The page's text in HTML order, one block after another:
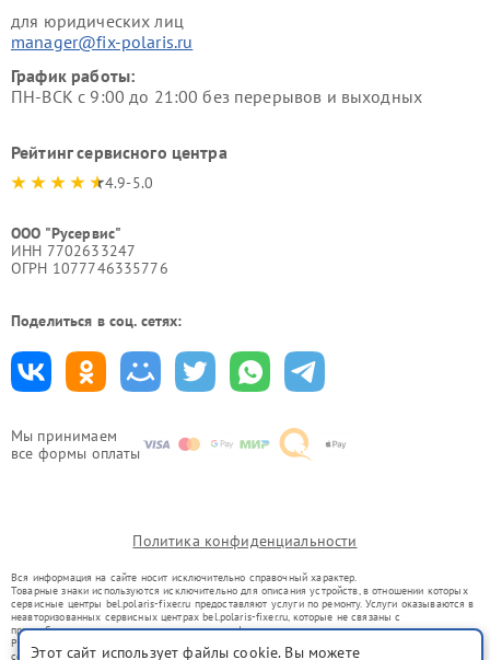
Мы принимаем
все формы оплаты
для юридических лиц
manager@fix-polaris.ru
График работы:
ПН-ВСК с 9:00 до 21:00 без перерывов и выходных
Рейтинг сервисного центра
4.9-5.0
ООО "Русервис"
ИНН 7702633247
ОГРН 1077746335776
Поделиться в соц. сетях:
Политика конфиденциальности
Вся информация на сайте носит исключительно справочный характер.
Товарные знаки используются исключительно для описания устройств, в отношении которых
сервисные центры bel.polaris-fixer.ru предоставляют услуги по ремонту. Услуги оказываются в
неавторизованных сервисных центрах bel.polaris-fixer.ru, которые не связаны с
правообладателями товарных знаков или их официальными представителями.
Ремонт осуществляется для устройств, уже введенных в гражданский оборот в соответствии
со статьей 1487 ГК РФ.
Этот сайт использует файлы cookie. Вы можете